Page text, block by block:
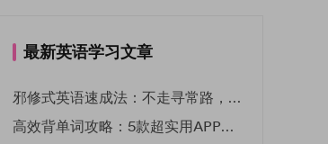
最新英语学习文章
邪修式英语速成法：不走寻常路，英语战力狂飙！
高效背单词攻略：5款超实用APP推荐 | EF英孚教育